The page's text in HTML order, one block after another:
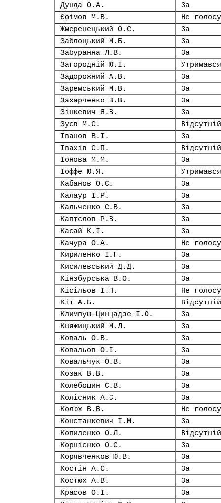
Дунда О.А.
За
Єфімов М.В.
Не
Жмеренецький О.С.
За
Заблоцький М.Б.
За
Забуранна Л.В.
За
Загородній Ю.І.
Утримався
Задорожний А.В.
За
Заремський М.В.
За
Захарченко В.В.
За
Зінкевич Я.В.
За
Зуєв М.С.
Відсутній
Іванов В.І.
За
Івахів С.П.
Відсутній
Іонова М.М.
За
Іоффе Ю.Я.
Утримався
Кабанов О.Є.
За
Калаур І.Р.
За
Кальченко С.В.
За
Каптєлов Р.В.
За
Касай К.І.
За
Качура О.А.
Не
Кириленко І.Г.
За
Кисилевський Д.Д.
За
Кінзбурська В.О.
За
Кісільов І.П.
Не
Кіт А.Б.
Відсутній
Климпуш-Цинцадзе І.О.
За
Княжицький М.Л.
За
Коваль О.В.
За
Ковальов О.І.
За
Ковальчук О.В.
За
Козак В.В.
За
Колебошин С.В.
За
Колісник А.С.
За
Колюх В.В.
Не
Констанкевич І.М.
За
Копиленко О.Л.
Відсутній
Корнієнко О.С.
За
Корявченков Ю.В.
За
Костін А.Є.
За
Костюх А.В.
За
Красов О.І.
За